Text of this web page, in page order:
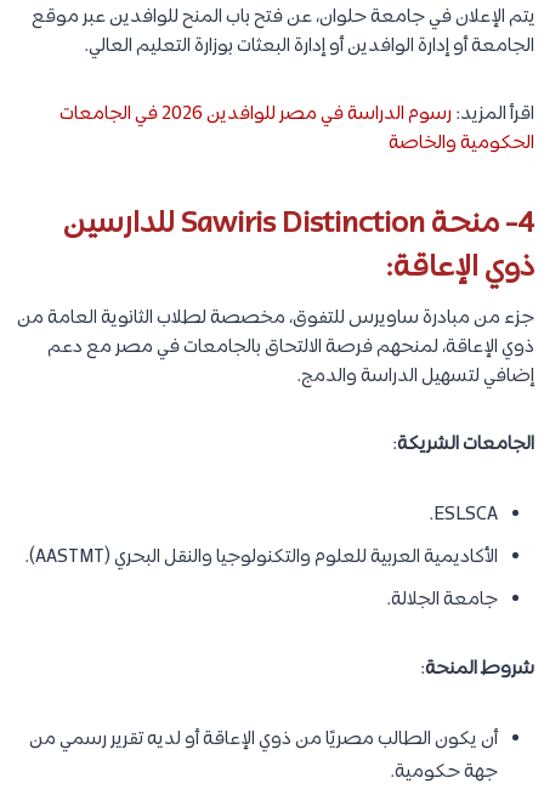
يتم الإعلان في جامعة حلوان، عن فتح باب المنح للوافدين عبر موقع
الجامعة أو إدارة الوافدين أو إدارة البعثات بوزارة التعليم العالي.
اقرأ المزيد:
رسوم الدراسة في مصر للوافدين 2026 في الجامعات
الحكومية والخاصة
4- منحة Sawiris Distinction للدارسين
ذوي الإعاقة:
جزء من مبادرة ساويرس للتفوق، مخصصة لطلاب الثانوية العامة من
ذوي الإعاقة، لمنحهم فرصة الالتحاق بالجامعات في مصر مع دعم
إضافي لتسهيل الدراسة والدمج.
الجامعات الشريكة:
ESLSCA.
الأكاديمية العربية للعلوم والتكنولوجيا والنقل البحري (AASTMT).
جامعة الجلالة.
شروط المنحة:
أن يكون الطالب مصريًا من ذوي الإعاقة أو لديه تقرير رسمي من
جهة حكومية.